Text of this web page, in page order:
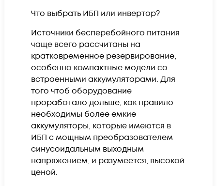
Что выбрать ИБП или инвертор?
Источники бесперебойного питания
чаще всего рассчитаны на
кратковременное резервирование,
особенно компактные модели со
встроенными аккумуляторами. Для
того чтоб оборудование
проработало дольше, как правило
необходимы более емкие
аккумуляторы, которые имеются в
ИБП с мощным преобразователем
синусоидальным выходным
напряжением, и разумеется, высокой
ценой.